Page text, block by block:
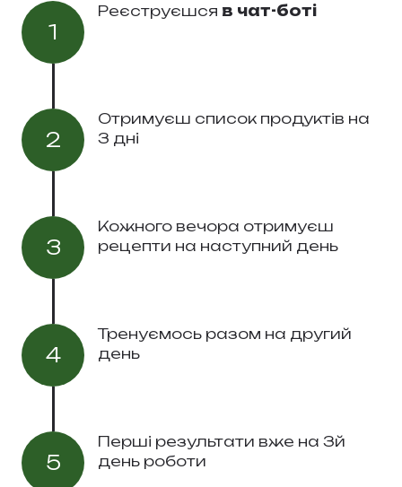
1
Реєструєшся в чат-боті
2
Отримуєш список продуктів на
3 дні
3
Кожного вечора отримуєш
рецепти на наступний день
4
Тренуємось разом на другий
день
5
Перші результати вже на 3й
день роботи